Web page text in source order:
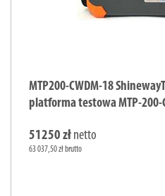
MTP200-CWDM-18
platforma testowa MTP-200-
51250 zł netto
63 037,50 zł brutto